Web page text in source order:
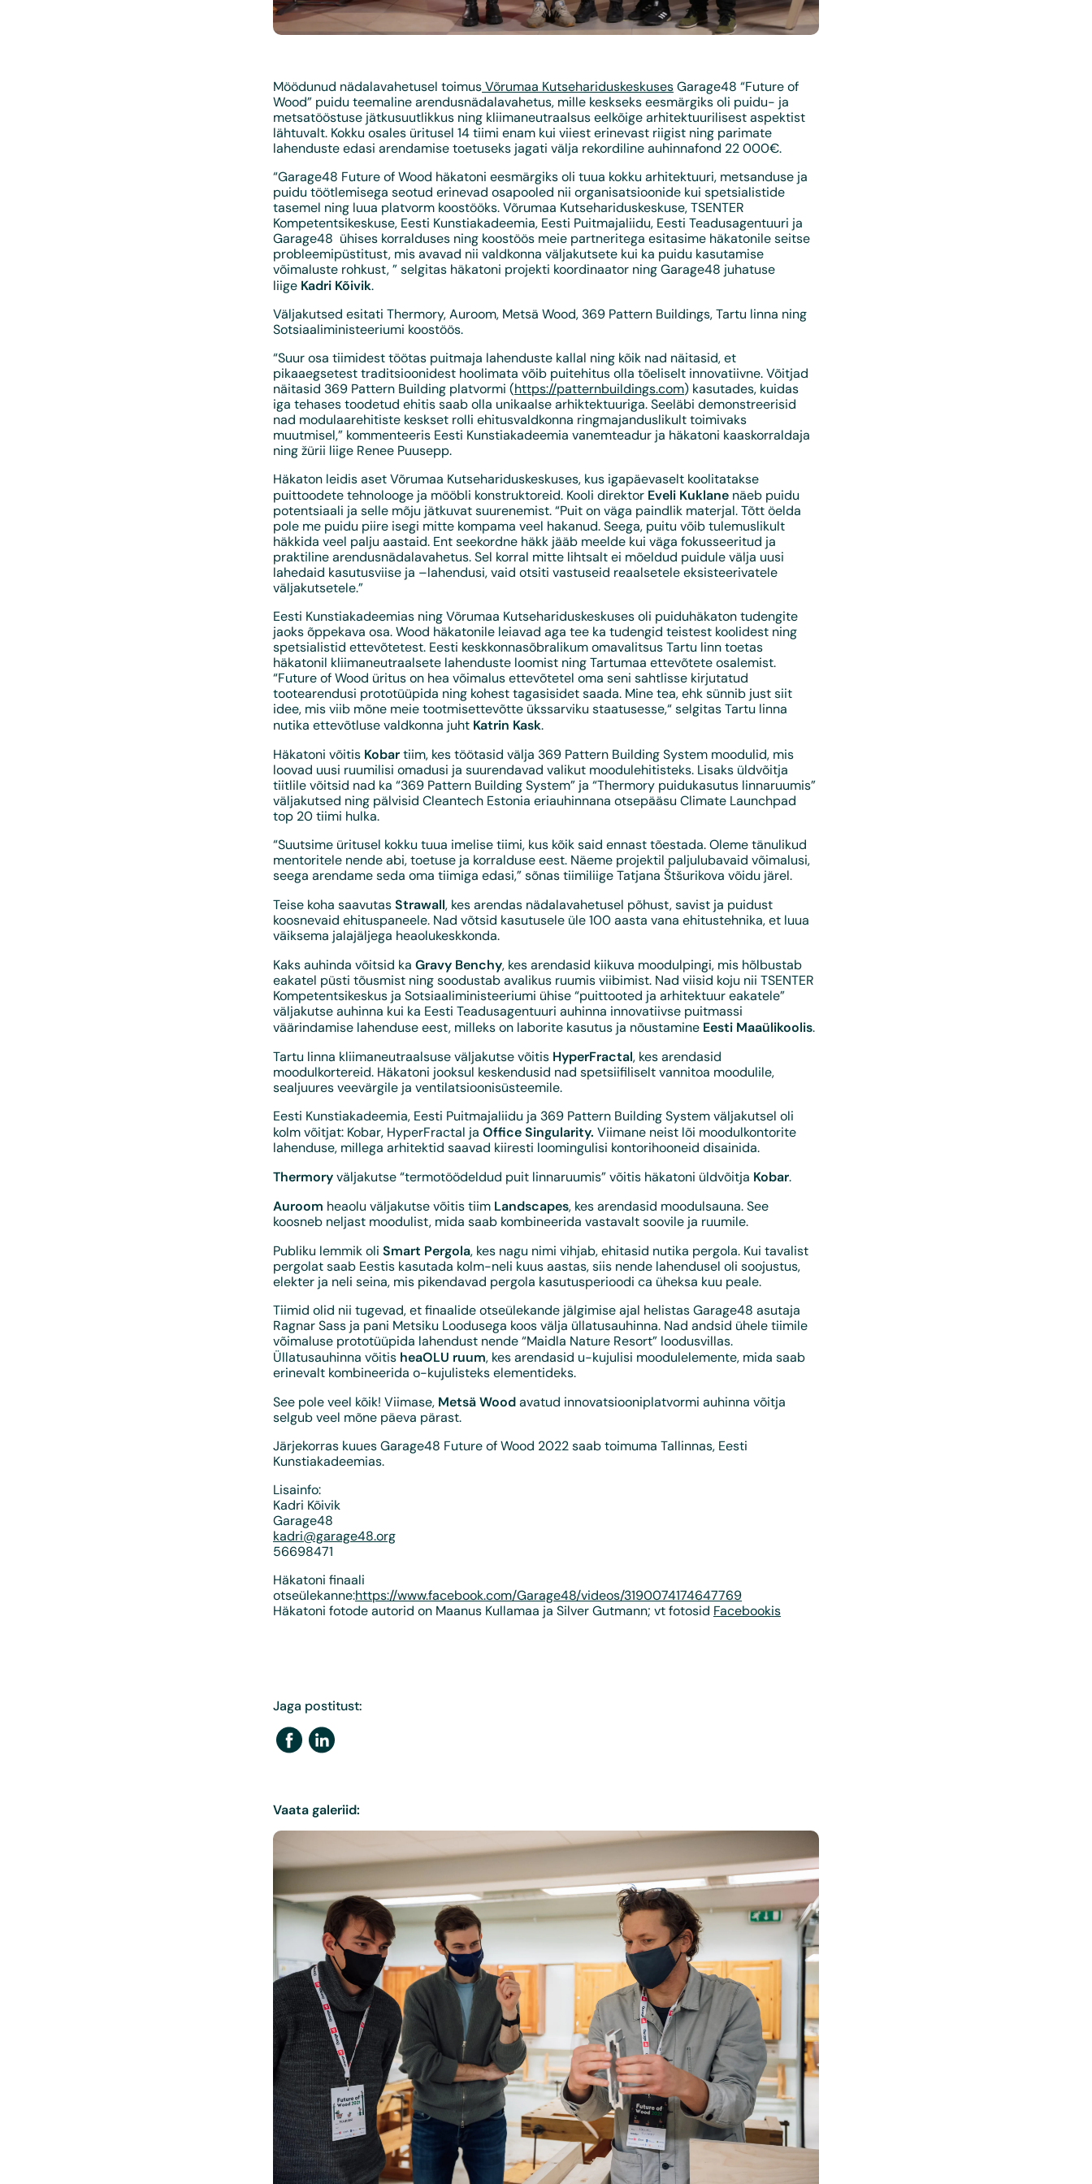
Möödunud nädalavahetusel toimus Võrumaa Kutsehariduskeskuses Garage48 “Future of
Wood” puidu teemaline arendusnädalavahetus, mille keskseks eesmärgiks oli puidu- ja
metsatööstuse jätkusuutlikkus ning kliimaneutraalsus eelkõige arhitektuurilisest aspektist
lähtuvalt. Kokku osales üritusel 14 tiimi enam kui viiest erinevast riigist ning parimate
lahenduste edasi arendamise toetuseks jagati välja rekordiline auhinnafond 22 000€.
“Garage48 Future of Wood häkatoni eesmärgiks oli tuua kokku arhitektuuri, metsanduse ja
puidu töötlemisega seotud erinevad osapooled nii organisatsioonide kui spetsialistide
tasemel ning luua platvorm koostööks. Võrumaa Kutsehariduskeskuse, TSENTER
Kompetentsikeskuse, Eesti Kunstiakadeemia, Eesti Puitmajaliidu, Eesti Teadusagentuuri ja
Garage48 ühises korralduses ning koostöös meie partneritega esitasime häkatonile seitse
probleemipüstitust, mis avavad nii valdkonna väljakutsete kui ka puidu kasutamise
võimaluste rohkust, ” selgitas häkatoni projekti koordinaator ning Garage48 juhatuse
liige Kadri Kõivik.
Väljakutsed esitati Thermory, Auroom, Metsä Wood, 369 Pattern Buildings, Tartu linna ning
Sotsiaaliministeeriumi koostöös.
“Suur osa tiimidest töötas puitmaja lahenduste kallal ning kõik nad näitasid, et
pikaaegsetest traditsioonidest hoolimata võib puitehitus olla tõeliselt innovatiivne. Võitjad
näitasid 369 Pattern Building platvormi (https://patternbuildings.com) kasutades, kuidas
iga tehases toodetud ehitis saab olla unikaalse arhiktektuuriga. Seeläbi demonstreerisid
nad modulaarehitiste keskset rolli ehitusvaldkonna ringmajanduslikult toimivaks
muutmisel,” kommenteeris Eesti Kunstiakadeemia vanemteadur ja häkatoni kaaskorraldaja
ning žürii liige Renee Puusepp.
Häkaton leidis aset Võrumaa Kutsehariduskeskuses, kus igapäevaselt koolitatakse
puittoodete tehnolooge ja mööbli konstruktoreid. Kooli direktor Eveli Kuklane näeb puidu
potentsiaali ja selle mõju jätkuvat suurenemist. “Puit on väga paindlik materjal. Tõtt öelda
pole me puidu piire isegi mitte kompama veel hakanud. Seega, puitu võib tulemuslikult
häkkida veel palju aastaid. Ent seekordne häkk jääb meelde kui väga fokusseeritud ja
praktiline arendusnädalavahetus. Sel korral mitte lihtsalt ei mõeldud puidule välja uusi
lahedaid kasutusviise ja –lahendusi, vaid otsiti vastuseid reaalsetele eksisteerivatele
väljakutsetele.”
Eesti Kunstiakadeemias ning Võrumaa Kutsehariduskeskuses oli puiduhäkaton tudengite
jaoks õppekava osa. Wood häkatonile leiavad aga tee ka tudengid teistest koolidest ning
spetsialistid ettevõtetest. Eesti keskkonnasõbralikum omavalitsus Tartu linn toetas
häkatonil kliimaneutraalsete lahenduste loomist ning Tartumaa ettevõtete osalemist.
“Future of Wood üritus on hea võimalus ettevõtetel oma seni sahtlisse kirjutatud
tootearendusi prototüüpida ning kohest tagasisidet saada. Mine tea, ehk sünnib just siit
idee, mis viib mõne meie tootmisettevõtte ükssarviku staatusesse,“ selgitas Tartu linna
nutika ettevõtluse valdkonna juht Katrin Kask.
Häkatoni võitis Kobar tiim, kes töötasid välja 369 Pattern Building System moodulid, mis
loovad uusi ruumilisi omadusi ja suurendavad valikut moodulehitisteks. Lisaks üldvõitja
tiitlile võitsid nad ka “369 Pattern Building System” ja “Thermory puidukasutus linnaruumis”
väljakutsed ning pälvisid Cleantech Estonia eriauhinnana otsepääsu Climate Launchpad
top 20 tiimi hulka.
“Suutsime üritusel kokku tuua imelise tiimi, kus kõik said ennast tõestada. Oleme tänulikud
mentoritele nende abi, toetuse ja korralduse eest. Näeme projektil paljulubavaid võimalusi,
seega arendame seda oma tiimiga edasi,” sõnas tiimiliige Tatjana Štšurikova võidu järel.
Teise koha saavutas Strawall, kes arendas nädalavahetusel põhust, savist ja puidust
koosnevaid ehituspaneele. Nad võtsid kasutusele üle 100 aasta vana ehitustehnika, et luua
väiksema jalajäljega heaolukeskkonda.
Kaks auhinda võitsid ka Gravy Benchy, kes arendasid kiikuva moodulpingi, mis hõlbustab
eakatel püsti tõusmist ning soodustab avalikus ruumis viibimist. Nad viisid koju nii TSENTER
Kompetentsikeskus ja Sotsiaaliministeeriumi ühise “puittooted ja arhitektuur eakatele”
väljakutse auhinna kui ka Eesti Teadusagentuuri auhinna innovatiivse puitmassi
väärindamise lahenduse eest, milleks on laborite kasutus ja nõustamine Eesti Maaülikoolis.
Tartu linna kliimaneutraalsuse väljakutse võitis HyperFractal, kes arendasid
moodulkortereid. Häkatoni jooksul keskendusid nad spetsiifiliselt vannitoa moodulile,
sealjuures veevärgile ja ventilatsioonisüsteemile.
Eesti Kunstiakadeemia, Eesti Puitmajaliidu ja 369 Pattern Building System väljakutsel oli
kolm võitjat: Kobar, HyperFractal ja Office Singularity. Viimane neist lõi moodulkontorite
lahenduse, millega arhitektid saavad kiiresti loomingulisi kontorihooneid disainida.
Thermory väljakutse “termotöödeldud puit linnaruumis” võitis häkatoni üldvõitja Kobar.
Auroom heaolu väljakutse võitis tiim Landscapes, kes arendasid moodulsauna. See
koosneb neljast moodulist, mida saab kombineerida vastavalt soovile ja ruumile.
Publiku lemmik oli Smart Pergola, kes nagu nimi vihjab, ehitasid nutika pergola. Kui tavalist
pergolat saab Eestis kasutada kolm-neli kuus aastas, siis nende lahendusel oli soojustus,
elekter ja neli seina, mis pikendavad pergola kasutusperioodi ca üheksa kuu peale.
Tiimid olid nii tugevad, et finaalide otseülekande jälgimise ajal helistas Garage48 asutaja
Ragnar Sass ja pani Metsiku Loodusega koos välja üllatusauhinna. Nad andsid ühele tiimile
võimaluse prototüüpida lahendust nende “Maidla Nature Resort” loodusvillas.
Üllatusauhinna võitis heaOLU ruum, kes arendasid u-kujulisi moodulelemente, mida saab
erinevalt kombineerida o-kujulisteks elementideks.
See pole veel kõik! Viimase, Metsä Wood avatud innovatsiooniplatvormi auhinna võitja
selgub veel mõne päeva pärast.
Järjekorras kuues Garage48 Future of Wood 2022 saab toimuma Tallinnas, Eesti
Kunstiakadeemias.
Lisainfo:
Kadri Kõivik
Garage48
kadri@garage48.org
56698471
Häkatoni finaali
otseülekanne:https://www.facebook.com/Garage48/videos/3190074174647769
Häkatoni fotode autorid on Maanus Kullamaa ja Silver Gutmann; vt fotosid Facebookis
Jaga postitust:
Vaata galeriid: